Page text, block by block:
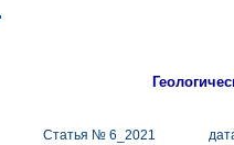
Статья № 6_2021